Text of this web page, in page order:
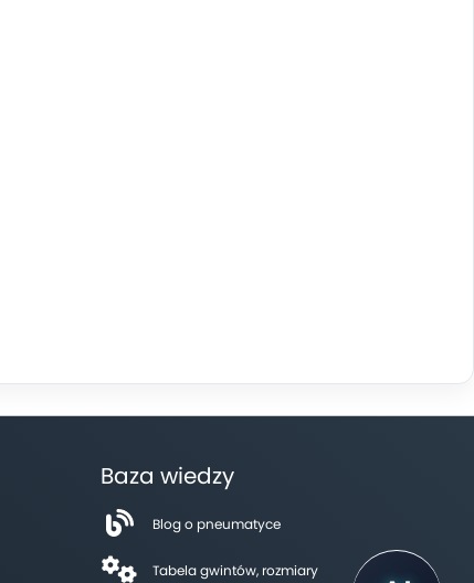
Baza wiedzy
Blog o pneumatyce
Tabela gwintów, rozmiary